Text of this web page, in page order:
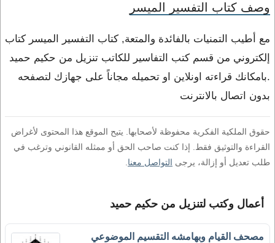
وصف كتاب التفسير الميسر
مع أطيب التمنيات بالفائدة والمتعة, كتاب التفسير الميسر كتاب
إلكتروني من قسم كتب التفاسير للكاتب تنزيل من حكيم حميد
.بامكانك قراءته اونلاين او تحميله مجاناً على جهازك لتصفحه
بدون اتصال بالانترنت
حقوق الملكية الفكرية محفوظة لأصحابها. يتيح الموقع هذا المحتوى لأغراض
القراءة والتوثيق فقط. إذا كنت صاحب الحق أو ممثله القانوني وترغب في
طلب تعديل أو إزالة، يرجى التواصل معنا
أعمال وكتب لتنزيل من حكيم حميد
مصحف القيام وبهامشه التقسيم الموضوعي